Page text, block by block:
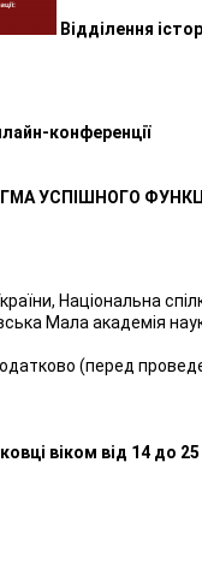
Відділення
конференції
УСПІШНОГО
Національна
Мала академія наук
(перед
віком від 14 до 25